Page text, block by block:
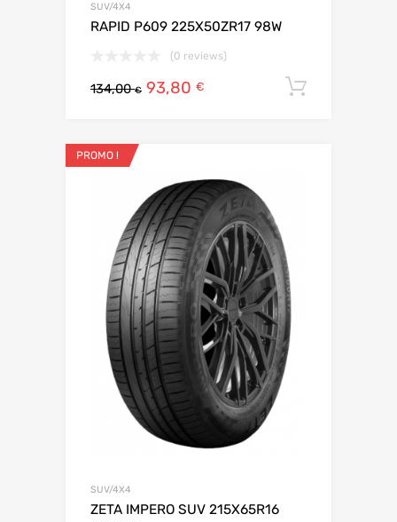
SUV/4X4
RAPID P609 225X50ZR17 98W
(0 reviews)
134,00€ 93,80 €
PROMO !
SUV/4X4
ZETA IMPERO SUV 215X65R16